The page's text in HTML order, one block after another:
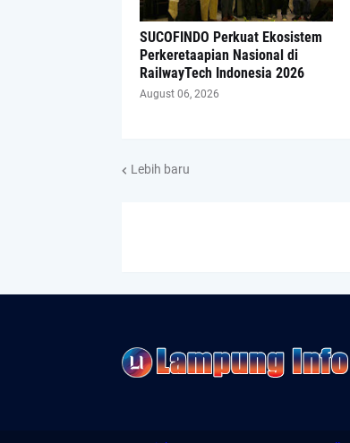
SUCOFINDO Perkuat Ekosistem
Perkeretaapian Nasional di
RailwayTech Indonesia 2026
August 06, 2026
Lebih baru